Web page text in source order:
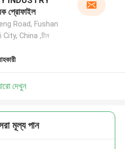
প্রোফাইল
Road, Fushan
China ,চীন
দেখুন
মূল্য পান